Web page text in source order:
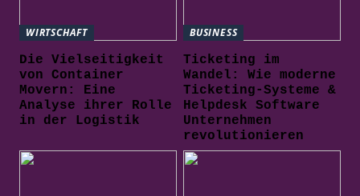
WIRTSCHAFT
Die Vielseitigkeit
von Container
Movern: Eine
Analyse ihrer Rolle
in der Logistik
BUSINESS
Ticketing im
Wandel: Wie moderne
Ticketing-Systeme &
Helpdesk Software
Unternehmen
revolutionieren